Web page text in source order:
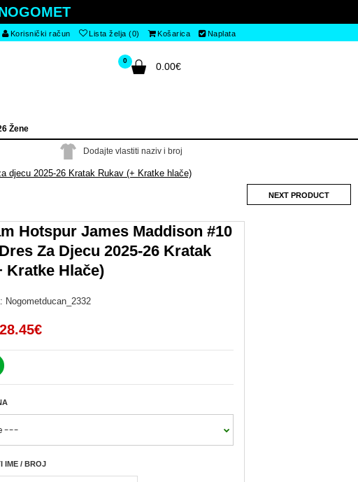
Korisnički račun Lista želja (0) Košarica Naplata
0
0.00€
Žene
Dodajte vlastiti naziv i broj
djecu 2025-26 Kratak Rukav (+ Kratke hlače)
NEXT PRODUCT
Hotspur James Maddison #10
Za Djecu 2025-26 Kratak
Kratke Hlače)
Nogometducan_2332
28.45€
IME / BROJ